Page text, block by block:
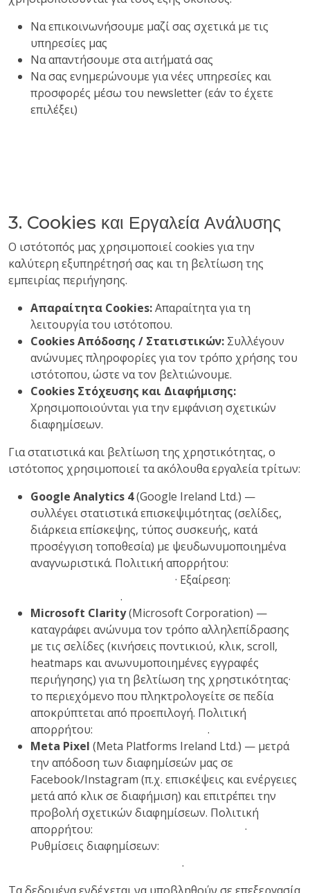
Να επικοινωνήσουμε μαζί σας σχετικά με τις
υπηρεσίες μας
Να απαντήσουμε στα αιτήματά σας
Να σας ενημερώνουμε για νέες υπηρεσίες και
προσφορές μέσω του newsletter (εάν το έχετε
επιλέξει)
3. Cookies και Εργαλεία Ανάλυσης
Ο ιστότοπός μας χρησιμοποιεί cookies για την
καλύτερη εξυπηρέτησή σας και τη βελτίωση της
εμπειρίας περιήγησης.
Απαραίτητα Cookies:Απαραίτητα για τη
λειτουργία του ιστότοπου.
Cookies Απόδοσης / Στατιστικών: Συλλέγουν
ανώνυμες πληροφορίες για τον τρόπο χρήσης του
ιστότοπου, ώστε να τον βελτιώνουμε.
Cookies Στόχευσης και Διαφήμισης:
Χρησιμοποιούνται για την εμφάνιση σχετικών
διαφημίσεων.
Για στατιστικά και βελτίωση της χρηστικότητας, ο
ιστότοπος χρησιμοποιεί τα ακόλουθα εργαλεία τρίτων:
Google Analytics 4(Google Ireland Ltd.) —
συλλέγει στατιστικά επισκεψιμότητας (σελίδες,
διάρκεια επίσκεψης, τύπος συσκευής, κατά
προσέγγιση τοποθεσία) με ψευδωνυμοποιημένα
αναγνωριστικά. Πολιτική απορρήτου:
· Εξαίρεση:
.
Microsoft Clarity(Microsoft Corporation) —
καταγράφει ανώνυμα τον τρόπο αλληλεπίδρασης
με τις σελίδες (κινήσεις ποντικιού, κλικ, scroll,
heatmaps και ανωνυμοποιημένες εγγραφές
περιήγησης) για τη βελτίωση της χρηστικότητας·
το περιεχόμενο που πληκτρολογείτε σε πεδία
αποκρύπτεται από προεπιλογή. Πολιτική
απορρήτου:
.
Meta Pixel (Meta Platforms Ireland Ltd.) — μετρά
την απόδοση των διαφημίσεών μας σε
Facebook/Instagram (π.χ. επισκέψεις και ενέργειες
μετά από κλικ σε διαφήμιση) και επιτρέπει την
προβολή σχετικών διαφημίσεων. Πολιτική
απορρήτου:
·
Ρυθμίσεις διαφημίσεων:
.